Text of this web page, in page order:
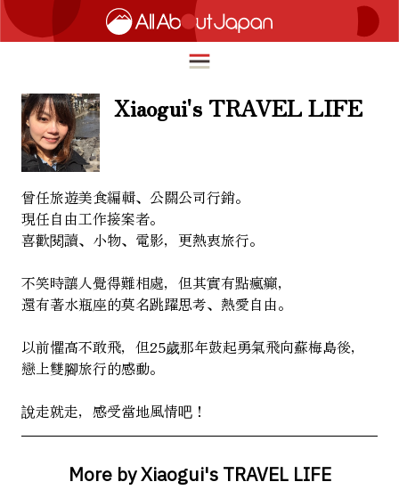
HOME
トラベル
フード＆ドリンク
カルチャー
イノベーション
ライフスタイル
Xiaogui's TRAVEL LIFE
曾任旅遊美食編輯、公關公司行銷。
現任自由工作接案者。
喜歡閱讀、小物、電影，更熱衷旅行。
不笑時讓人覺得難相處，但其實有點瘋癲，
還有著水瓶座的莫名跳躍思考、熱愛自由。
以前懼高不敢飛，但25歲那年鼓起勇氣飛向蘇梅島後，
戀上雙腳旅行的感動。
說走就走，感受當地風情吧！
More by Xiaogui's TRAVEL LIFE